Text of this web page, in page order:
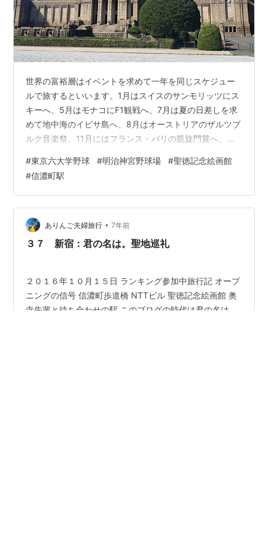
世界の富裕層はイベントを求めて一年を同じスケジュー
ルで旅するといいます。1月はスイスのサンモリッツにス
キーへ、5月はモナコにF1観戦へ、7月は夏の日差しを求
めて地中海のイビサ島へ、8月はオーストリアのザルツブ
ルク音楽祭、11月にはフランス・パリの凱旋門賞へ、と
そうです。これと同じように、わが国のアマチュア野球
界にもハイライフカレンダーがあるのをご存じでしょう
か？4月、9月は神宮球場に東京六大学野球観戦へ、7月
は東京ドームに都市対抗野球観戦へ、8月は甲子園に高校
野球観戦へ、11月は京セラドーム大阪に社会人野球日本
選手権へ、最後、神宮球場にもど…
#東京六大学野球 #明治神宮野球場 #聖徳記念絵画館
#信濃町駅
ありんご夫婦旅行 • 7年前
３７ 新宿：君の名は。聖地巡礼